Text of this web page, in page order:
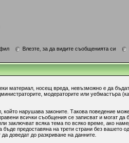
Влезте, за да видите съобщенията си
материал, носещ вреда, невъзможно е да
модераторите или уебмастъра
нарушава законите. Такова поведение
всички съобщения се записват и могат да
заключват всяка тема по всяко време, ако
предоставяна на трети страни без вашето
доведат до разкриване на данните.